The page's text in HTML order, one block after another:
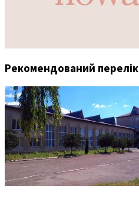
Рекомендований перелік